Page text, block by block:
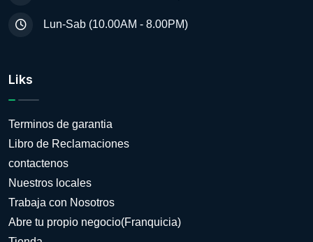
Lun-Sab (10.00AM - 8.00PM)
Liks
Terminos de garantia
Libro de Reclamaciones
contactenos
Nuestros locales
Trabaja con Nosotros
Abre tu propio negocio(Franquicia)